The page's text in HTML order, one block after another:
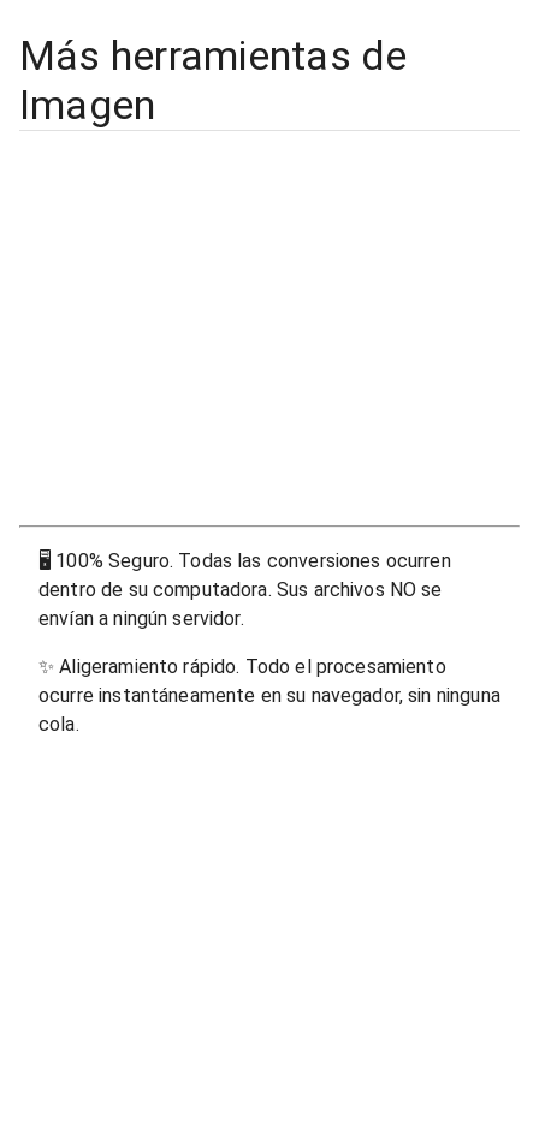
Más herramientas de
Imagen
🖥 100% Seguro. Todas las conversiones ocurren
dentro de su computadora. Sus archivos NO se
envían a ningún servidor.
✨Aligeramiento rápido. Todo el procesamiento
ocurre instantáneamente en su navegador, sin ninguna
cola.